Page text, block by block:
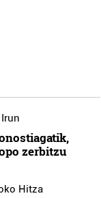
Irun
zerbitzu
Hitza